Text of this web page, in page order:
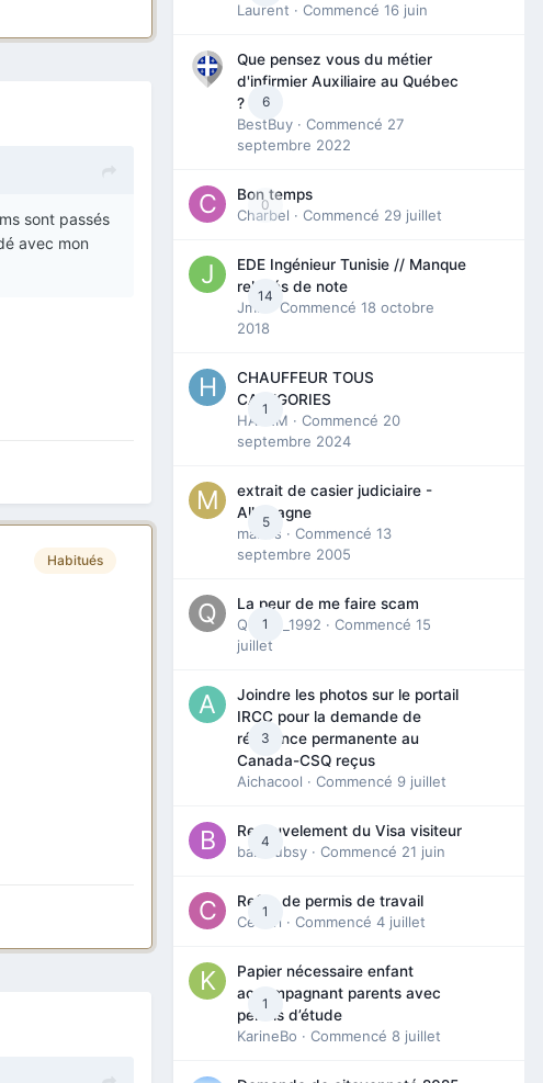
sont passés
avec mon
Habitués
Laurent · Commencé 16 juin
6
Que pensez vous du métier
d'infirmier Auxiliaire au Québec
?
BestBuy · Commencé 27
septembre 2022
0
Bon temps
Charbel · Commencé 29 juillet
14
EDE Ingénieur Tunisie // Manque
relevés de note
Jmili
· Commencé 18 octobre
2018
1
CHAUFFEUR TOUS
CATEGORIES
HAZEM · Commencé 20
septembre 2024
5
extrait de casier judiciaire -
Allemagne
maries · Commencé 13
septembre 2005
1
La peur de me faire scam
Queen_1992 · Commencé 15
juillet
3
Joindre les photos sur le portail
IRCC pour la demande de
résidence permanente au
Canada-CSQ reçus
Aichacool · Commencé 9 juillet
4
Renouvelement du Visa visiteur
babibubsy · Commencé 21 juin
1
Refus de permis de travail
Cedbri · Commencé 4 juillet
1
Papier nécessaire enfant
accompagnant parents avec
permis d’étude
KarineBo · Commencé 8 juillet